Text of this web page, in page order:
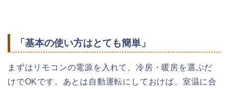
「基本の使い方はとても簡単」
まずはリモコンの電源を入れて、冷房・暖房を選ぶだ
けでOKです。あとは自動運転にしておけば、室温に合